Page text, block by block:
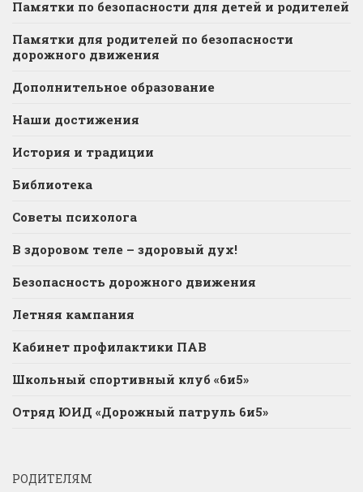
Памятки по безопасности для детей и родителей
Памятки для родителей по безопасности
дорожного движения
Дополнительное образование
Наши достижения
История и традиции
Библиотека
Советы психолога
В здоровом теле – здоровый дух!
Безопасность дорожного движения
Летняя кампания
Кабинет профилактики ПАВ
Школьный спортивный клуб «6и5»
Отряд ЮИД «Дорожный патруль 6и5»
РОДИТЕЛЯМ